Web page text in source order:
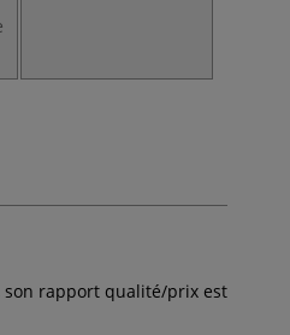
rapport qualité/prix est